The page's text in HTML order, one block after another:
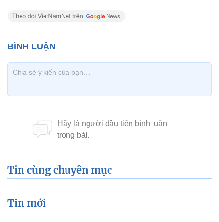
Tin cùng chuyên mục
Tin mới